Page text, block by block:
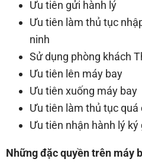
Ưu tiên gửi hành lý
Ưu tiên làm thủ tục
ninh
Sử dụng phòng khách
Ưu tiên lên máy bay
Ưu tiên xuống máy bay
Ưu tiên làm thủ tục quá
Ưu tiên nhận hành lý ký
Những đặc quyền trên máy